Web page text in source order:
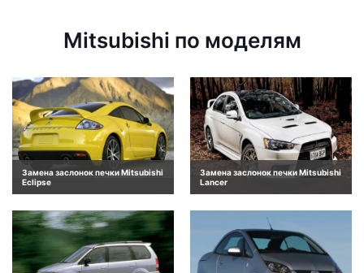
Mitsubishi по моделям
Замена заслонок печки Mitsubishi
Eclipse
Замена заслонок печки Mitsubishi
Lancer